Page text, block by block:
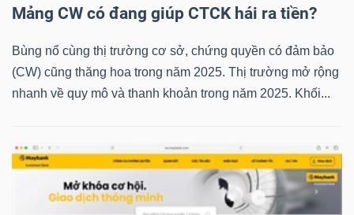
Mảng CW có đang giúp CTCK hái ra tiền?
Bùng nổ cùng thị trường cơ sở, chứng quyền có đảm bảo
(CW) cũng thăng hoa trong năm 2025. Thị trường mở rộng
nhanh về quy mô và thanh khoản trong năm 2025. Khối...
CỤ
ĐẦU
TƯ
TRUY
XUẤT